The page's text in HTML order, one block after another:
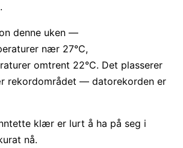
denne uken —
nær 27°C,
omtrent 22°C. Det plasserer
rekordområdet — datorekorden er
klær er lurt å ha på seg i
nå.